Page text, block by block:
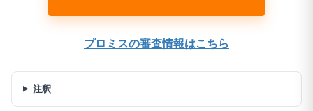
プロミスの審査情報はこちら
注釈